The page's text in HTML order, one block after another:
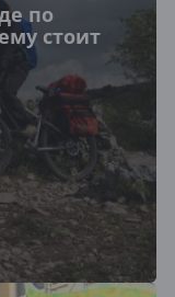
по
стоит